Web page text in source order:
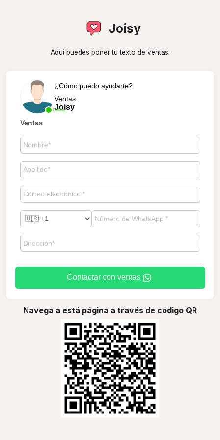
Joisy
Aquí puedes poner tu texto de ventas.
Online
¿Cómo puedo ayudarte?
Ventas
Joisy
Ventas
Contactar con ventas
Navega a está página a través de código QR